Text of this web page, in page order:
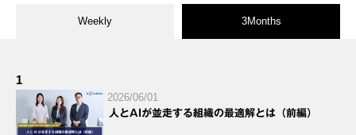
Weekly 3Months
1
2026/06/01
人とAIが並走する組織の最適解とは（前編）